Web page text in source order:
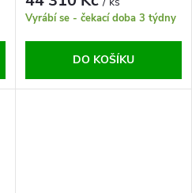
Vyrábí se - čekací doba 3 týdny
DO KOŠÍKU